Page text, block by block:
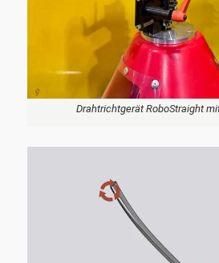
Drahtrichtgerät RoboStraight